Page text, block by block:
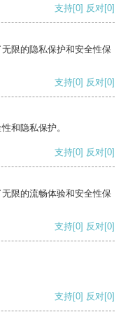
支持[0] 反对[0]
限的隐私保护和安全性保
支持[0] 反对[0]
和隐私保护。
支持[0] 反对[0]
限的流畅体验和安全性保
支持[0] 反对[0]
支持[0] 反对[0]